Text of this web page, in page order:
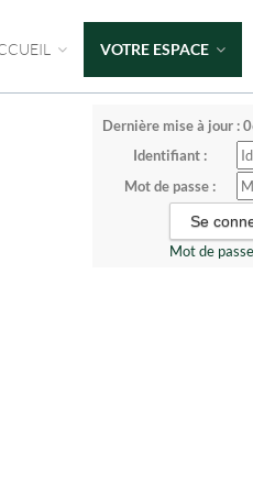
VOTRE ESPACE
Dernière mise à jour :
Identifiant :
Mot de passe :
Mot de